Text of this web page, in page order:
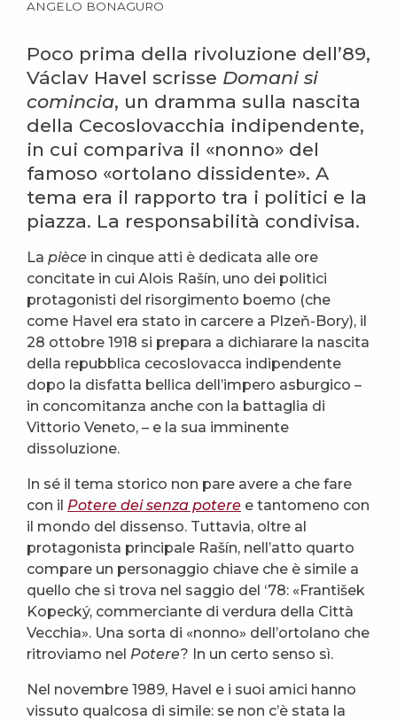
ANGELO BONAGURO
Poco prima della rivoluzione dell’89,
Václav Havel scrisse Domani si
comincia, un dramma sulla nascita
della Cecoslovacchia indipendente,
in cui compariva il «nonno» del
famoso «ortolano dissidente». A
tema era il rapporto tra i politici e la
piazza. La responsabilità condivisa.
La pièce in cinque atti è dedicata alle ore
concitate in cui Alois Rašín, uno dei politici
protagonisti del risorgimento boemo (che
come Havel era stato in carcere a Plzeň-Bory), il
28 ottobre 1918 si prepara a dichiarare la nascita
della repubblica cecoslovacca indipendente
dopo la disfatta bellica dell’impero asburgico –
in concomitanza anche con la battaglia di
Vittorio Veneto, – e la sua imminente
dissoluzione.
In sé il tema storico non pare avere a che fare
con il Potere dei senza potere e tantomeno con
il mondo del dissenso. Tuttavia, oltre al
protagonista principale Rašín, nell’atto quarto
compare un personaggio chiave che è simile a
quello che si trova nel saggio del ‘78: «František
Kopecký, commerciante di verdura della Città
Vecchia». Una sorta di «nonno» dell’ortolano che
ritroviamo nel Potere? In un certo senso sì.
Nel novembre 1989, Havel e i suoi amici hanno
vissuto qualcosa di simile: se non c’è stata la